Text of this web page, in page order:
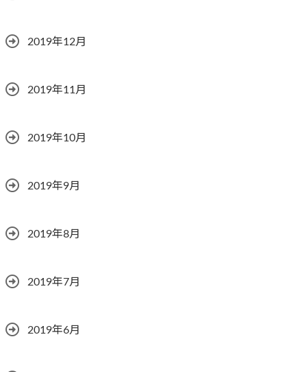
2019年12月
2019年11月
2019年10月
2019年9月
2019年8月
2019年7月
2019年6月